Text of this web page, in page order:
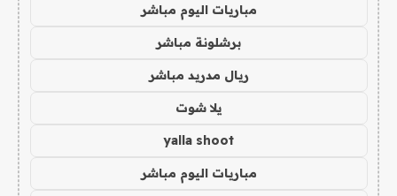
مباريات اليوم مباشر
برشلونة مباشر
ريال مدريد مباشر
يلا شوت
yalla shoot
مباريات اليوم مباشر